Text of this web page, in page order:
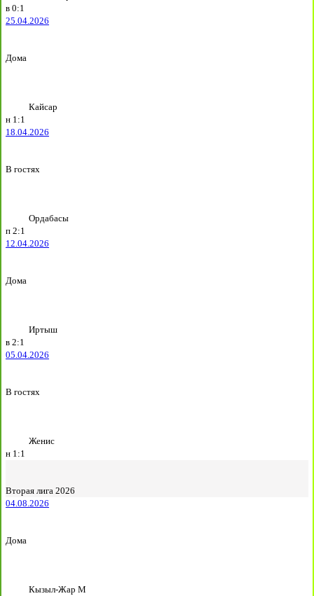
в 0:1
25.04.2026
Дома
Кайсар
н 1:1
18.04.2026
В гостях
Ордабасы
п 2:1
12.04.2026
Дома
Иртыш
в 2:1
05.04.2026
В гостях
Женис
н 1:1
Вторая лига 2026
04.08.2026
Дома
Кызыл-Жар М